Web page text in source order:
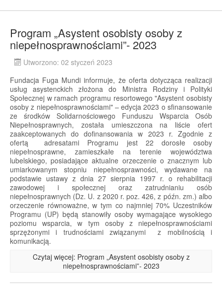
Program „Asystent osobisty osoby z
niepełnosprawnościami”- 2023
Utworzono: 02 styczeń 2023
Fundacja Fuga Mundi informuje, że oferta dotycząca realizacji
usług asystenckich złożona do Ministra Rodziny i Polityki
Społecznej w ramach programu resortowego "Asystent osobisty
osoby z niepełnosprawnościami" – edycja 2023 o sfinansowanie
ze środków Solidarnościowego Funduszu Wsparcia Osób
Niepełnosprawnych, została umieszczona na liście ofert
zaakceptowanych do dofinansowania w 2023 r. Zgodnie z
ofertą adresatami Programu jest 22 dorosłe osoby
niepełnosprawne, zamieszkałe na terenie województwa
lubelskiego, posiadające aktualne orzeczenie o znacznym lub
umiarkowanym stopniu niepełnosprawności, wydawane na
podstawie ustawy z dnia 27 sierpnia 1997 r. o rehabilitacji
zawodowej i społecznej oraz zatrudnianiu osób
niepełnosprawnych (Dz. U. z 2020 r. poz. 426, z późn. zm.) albo
orzeczenie równoważne, w tym co najmniej 70% Uczestników
Programu (UP) będą stanowiły osoby wymagające wysokiego
poziomu wsparcia, w tym osoby z niepełnosprawnościami
sprzężonymi i trudnościami związanymi z mobilnością i
komunikacją.
Czytaj więcej: Program „Asystent osobisty osoby z
niepełnosprawnościami”- 2023